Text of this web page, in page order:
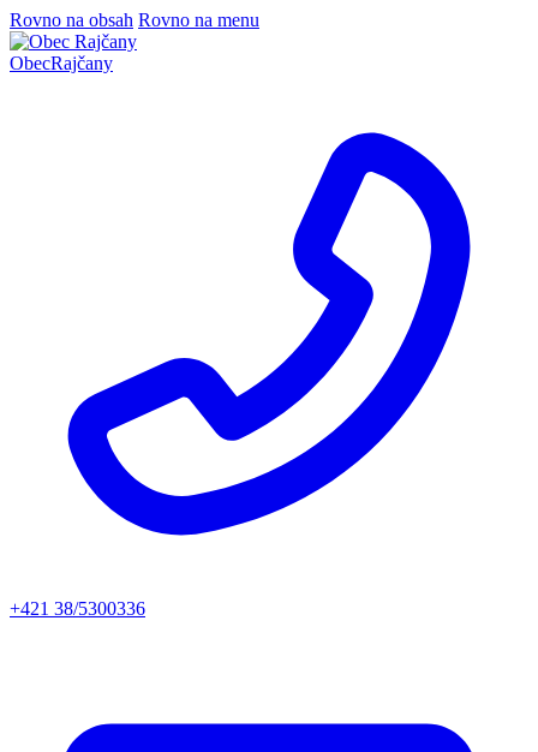
Rovno na obsah Rovno na menu
ObecRajčany
+421 38/5300336